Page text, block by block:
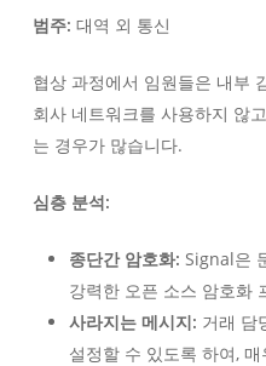
범주: 대역 외 통신
협상 과정에서 임원들은 내부
회사 네트워크를 사용하지 않
는 경우가 많습니다.
심층 분석:
종단간 암호화: Signal은
강력한 오픈 소스 암호화
사라지는 메시지: 거래 담
설정할 수 있도록 하여,